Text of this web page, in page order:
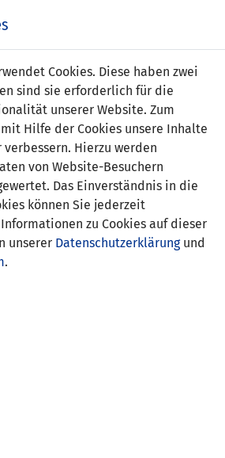
25. Januar 2001
Eschen/Mauren
Cookies. Diese haben zwei
sind sie erforderlich für die
unserer Website. Zum
Hilfe der Cookies unsere Inhalte
Hierzu werden
von Website-Besuchern
Das Einverständnis in die
können Sie jederzeit
zu Cookies auf dieser
unserer Datenschutzerklärungund
.